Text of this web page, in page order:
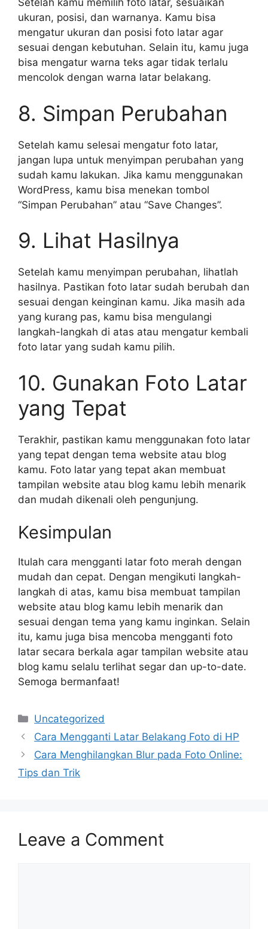
Setelah kamu memilih foto latar, sesuaikan
ukuran, posisi, dan warnanya. Kamu bisa
mengatur ukuran dan posisi foto latar agar
sesuai dengan kebutuhan. Selain itu, kamu juga
bisa mengatur warna teks agar tidak terlalu
mencolok dengan warna latar belakang.
8. Simpan Perubahan
Setelah kamu selesai mengatur foto latar,
jangan lupa untuk menyimpan perubahan yang
sudah kamu lakukan. Jika kamu menggunakan
WordPress, kamu bisa menekan tombol
“Simpan Perubahan” atau “Save Changes”.
9. Lihat Hasilnya
Setelah kamu menyimpan perubahan, lihatlah
hasilnya. Pastikan foto latar sudah berubah dan
sesuai dengan keinginan kamu. Jika masih ada
yang kurang pas, kamu bisa mengulangi
langkah-langkah di atas atau mengatur kembali
foto latar yang sudah kamu pilih.
10. Gunakan Foto Latar
yang Tepat
Terakhir, pastikan kamu menggunakan foto latar
yang tepat dengan tema website atau blog
kamu. Foto latar yang tepat akan membuat
tampilan website atau blog kamu lebih menarik
dan mudah dikenali oleh pengunjung.
Kesimpulan
Itulah cara mengganti latar foto merah dengan
mudah dan cepat. Dengan mengikuti langkah-
langkah di atas, kamu bisa membuat tampilan
website atau blog kamu lebih menarik dan
sesuai dengan tema yang kamu inginkan. Selain
itu, kamu juga bisa mencoba mengganti foto
latar secara berkala agar tampilan website atau
blog kamu selalu terlihat segar dan up-to-date.
Semoga bermanfaat!
Categories
Uncategorized
Cara Mengganti Latar Belakang Foto di HP
Cara Menghilangkan Blur pada Foto Online:
Tips dan Trik
Leave a Comment